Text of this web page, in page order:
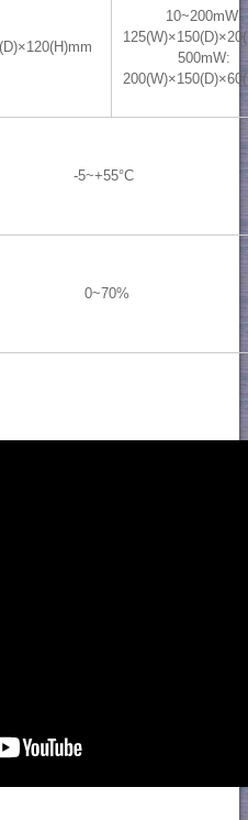
10~200mW:
500mW:
-5~+55°C
0~70%